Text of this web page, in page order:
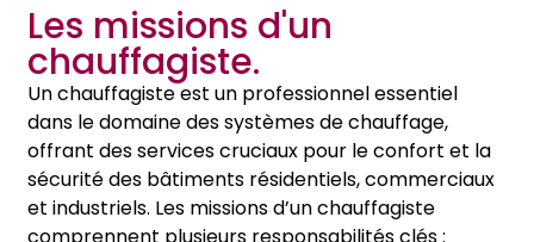
Les missions d'un
chauffagiste.
Un chauffagiste est un professionnel essentiel
dans le domaine des systèmes de chauffage,
offrant des services cruciaux pour le confort et la
sécurité des bâtiments résidentiels, commerciaux
et industriels. Les missions d’un chauffagiste